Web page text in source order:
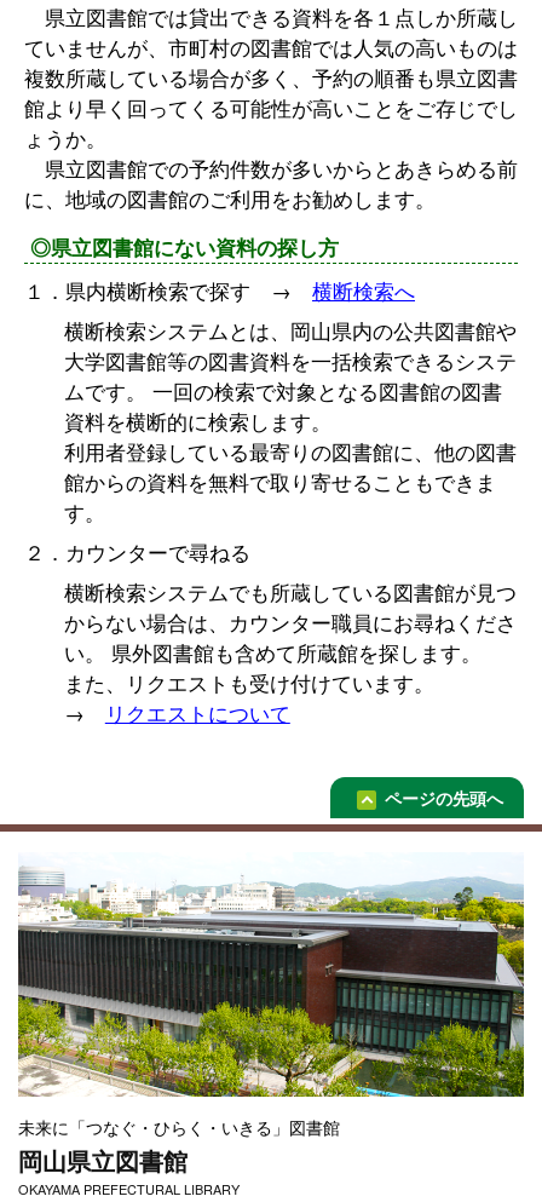
県立図書館では貸出できる資料を各１点しか所蔵し
ていませんが、市町村の図書館では人気の高いものは
複数所蔵している場合が多く、予約の順番も県立図書
館より早く回ってくる可能性が高いことをご存じでし
ょうか。
県立図書館での予約件数が多いからとあきらめる前
に、地域の図書館のご利用をお勧めします。
◎県立図書館にない資料の探し方
１．県内横断検索で探す → 横断検索へ
横断検索システムとは、岡山県内の公共図書館や
大学図書館等の図書資料を一括検索できるシステ
ムです。 一回の検索で対象となる図書館の図書
資料を横断的に検索します。
利用者登録している最寄りの図書館に、他の図書
館からの資料を無料で取り寄せることもできま
す。
２．カウンターで尋ねる
横断検索システムでも所蔵している図書館が見つ
からない場合は、カウンター職員にお尋ねくださ
い。 県外図書館も含めて所蔵館を探します。
また、リクエストも受け付けています。
→
リクエストについて
ページの先頭へ
未来に「つなぐ・ひらく・いきる」図書館
岡山県立図書館
OKAYAMA PREFECTURAL LIBRARY